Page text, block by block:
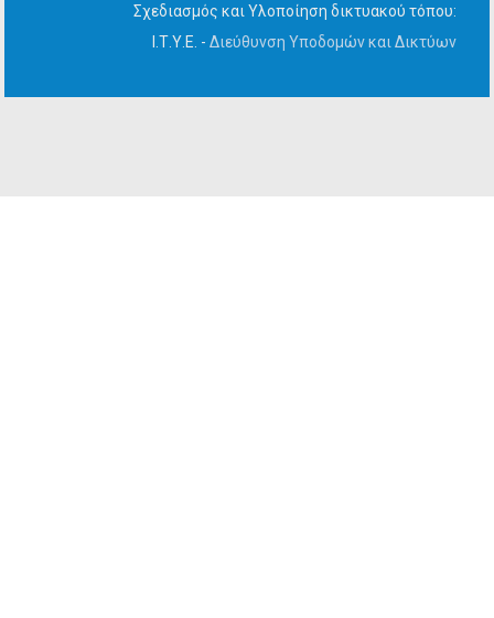
Σχεδιασμός και Υλοποίηση δικτυακού τόπου:
Ι.Τ.Υ.Ε. - Διεύθυνση Υποδομών και Δικτύων